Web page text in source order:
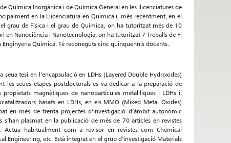
Química Inorgànica i de Química General en les llicenciatures de
en la Llicenciatura en Química i, més recentment, en el
grau de Física i el grau de Química, on ha tutoritzat més de 10
en Nanociència i Nanotecnologia, on ha tutoritzat 7 Treballs de Fi
Química. Té reconeguts cinc quinquennis docents.
tesi en l’encapsulació en LDHs (Layered Double Hydroxides)
seues etapes postdoctorals es va dedicar a la preparació de
magnètiques de nanopartícules metàl·liques i LDHs i,
basats en LDHs, en els MMO (Mixed Metal Oxides)
en més de trenta projectes d’investigació d’àmbit autonòmic
plasmat en la publicació de més de 70 articles en revistes
habitualment com a revisor en revistes com Chemical
Engineering, etc. Està integrat en el grup d’investigació Materials